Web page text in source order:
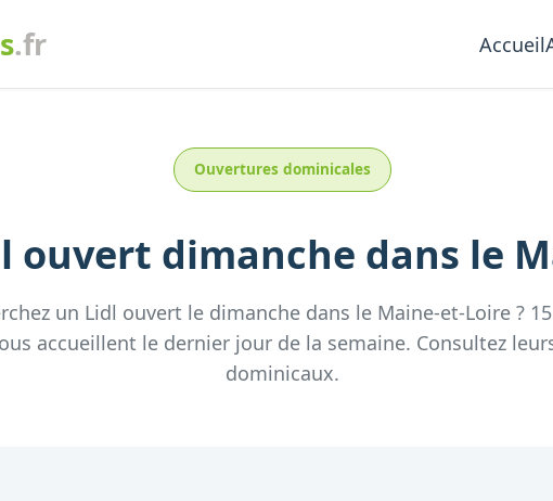
.fr Accueil
Ouvertures dominicales
ouvert dimanche dans le
un Lidl ouvert le dimanche dans le Maine-et-Loire ? 15
accueillent le dernier jour de la semaine. Consultez
dominicaux.